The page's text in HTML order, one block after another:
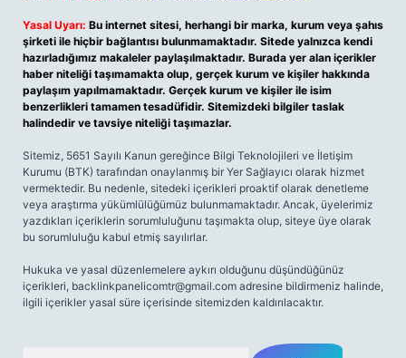
Yasal Uyarı: Bu internet sitesi, herhangi bir marka, kurum veya şahıs
şirketi ile hiçbir bağlantısı bulunmamaktadır. Sitede yalnızca kendi
hazırladığımız makaleler paylaşılmaktadır. Burada yer alan içerikler
haber niteliği taşımamakta olup, gerçek kurum ve kişiler hakkında
paylaşım yapılmamaktadır. Gerçek kurum ve kişiler ile isim
benzerlikleri tamamen tesadüfidir. Sitemizdeki bilgiler taslak
halindedir ve tavsiye niteliği taşımazlar.
Sitemiz, 5651 Sayılı Kanun gereğince Bilgi Teknolojileri ve İletişim
Kurumu (BTK) tarafından onaylanmış bir Yer Sağlayıcı olarak hizmet
vermektedir. Bu nedenle, sitedeki içerikleri proaktif olarak denetleme
veya araştırma yükümlülüğümüz bulunmamaktadır. Ancak, üyelerimiz
yazdıkları içeriklerin sorumluluğunu taşımakta olup, siteye üye olarak
bu sorumluluğu kabul etmiş sayılırlar.
Hukuka ve yasal düzenlemelere aykırı olduğunu düşündüğünüz
içerikleri, backlinkpanelicomtr@gmail.com adresine bildirmeniz halinde,
ilgili içerikler yasal süre içerisinde sitemizden kaldırılacaktır.